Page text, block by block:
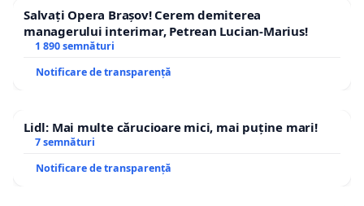
Salvați Opera Brașov! Cerem demiterea
managerului interimar, Petrean Lucian-Marius!
1 890 semnături
Notificare de transparență
Lidl: Mai multe cărucioare mici, mai puține mari!
7 semnături
Notificare de transparență